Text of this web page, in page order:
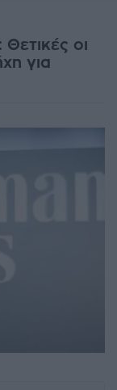
οι
για